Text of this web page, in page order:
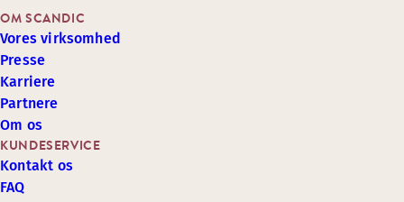
KUNDESERVICE
Kontakt os
FAQ
OM SCANDIC
Vores virksomhed
Presse
Karriere
Partnere
Om os